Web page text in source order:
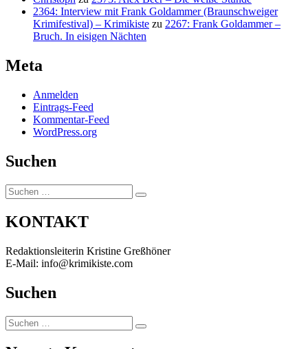
2364: Interview mit Frank Goldammer (Braunschweiger
Krimifestival) – Krimikiste zu 2267: Frank Goldammer –
Bruch. In eisigen Nächten
Meta
Anmelden
Eintrags-Feed
Kommentar-Feed
WordPress.org
Suchen
Suchen
nach:
Suchen
KONTAKT
Redaktionsleiterin Kristine Greßhöner
E-Mail: info@krimikiste.com
Suchen
Suchen
nach:
Suchen